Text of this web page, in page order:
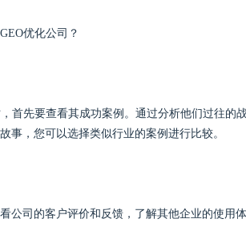
优化公司？
首先要查看其成功案例。通过分析他们过往
事，您可以选择类似行业的案例进行比较。
公司的客户评价和反馈，了解其他企业的使用